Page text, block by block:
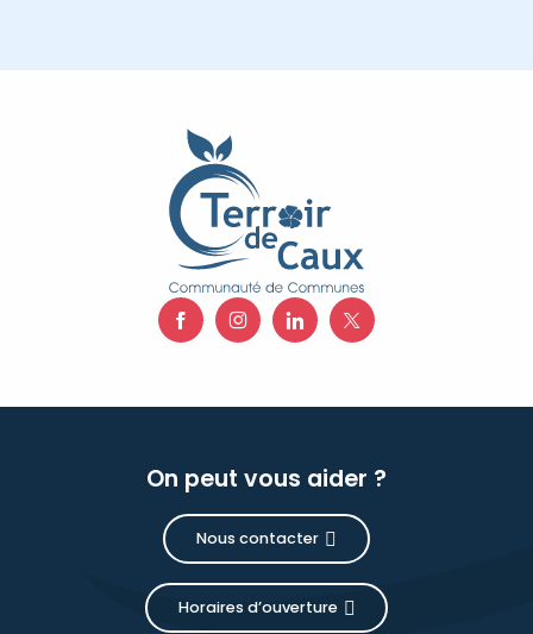
On peut vous aider ?
Nous contacter
Horaires d’ouverture